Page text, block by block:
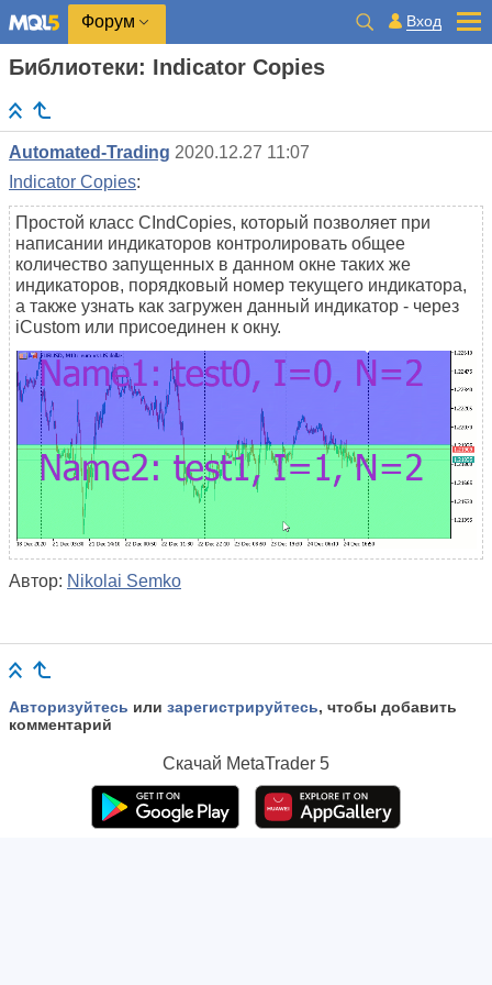
Форум Вход
Библиотеки: Indicator Сopies
Automated-Trading 2020.12.27 11:07
Indicator Сopies:
Простой класс CIndCopies, который позволяет при
написании индикаторов контролировать общее
количество запущенных в данном окне таких же
индикаторов, порядковый номер текущего индикатора,
а также узнать как загружен данный индикатор - через
iCustom или присоединен к окну.
Автор: Nikolai Semko
Авторизуйтесь или зарегистрируйтесь, чтобы добавить
комментарий
Скачай MetaTrader 5